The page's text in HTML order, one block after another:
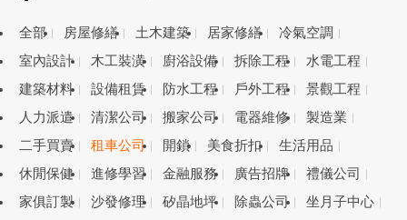
全部 房屋修繕 土木建築 居家修繕
冷氣空調
室內設計
木工裝潢 廚浴設備 拆除工程
水電工程
建築材料
設備租賃 防水工程 戶外工程
景觀工程
人力派遣
清潔公司 搬家公司 電器維修
製造業
二手買賣
租車公司 開鎖 美食折扣
生活用品
休閒保健
進修學習 金融服務 廣告招牌
禮儀公司
家俱訂製
沙發修理 矽晶地坪 除蟲公司
坐月子中心